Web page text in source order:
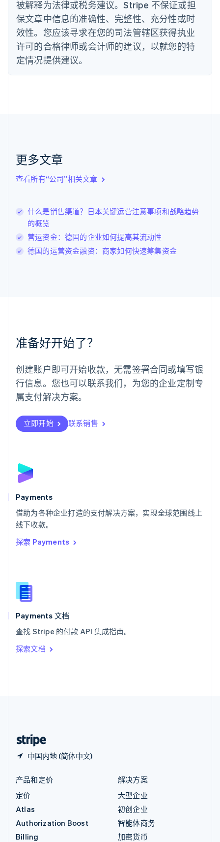
被解释为法律或税务建议。Stripe 不保证或担
保文章中信息的准确性、完整性、充分性或时
效性。您应该寻求在您的司法管辖区获得执业
许可的合格律师或会计师的建议，以就您的特
定情况提供建议。
更多文章
查看所有“公司”相关文章
什么是销售渠道？日本关键运营注意事项和战略趋势
的概览
营运资金：德国的企业如何提高其流动性
德国的运营资金融资：商家如何快速筹集资金
准备好开始了？
创建账户即可开始收款，无需签署合同或填写银
行信息。您也可以联系我们，为您的企业定制专
属支付解决方案。
立即开始 联系销售
Payments
借助为各种企业打造的支付解决方案，实现全球范围线上
线下收款。
探索 Payments
Payments 文档
查找 Stripe 的付款 API 集成指南。
探索文档
中国内地 (简体中文)
English
德国
DeutschEnglish
法国
FrançaisEnglish
芬兰
EnglishSvenska
English Italiano
拉脱维亚
立陶宛
DeutschEnglish
卢森堡
罗马尼亚
English
挪威
葡萄牙
Português English
日本
日本語English
瑞典
瑞士
DeutschFrançais
English
斯洛文尼亚
泰国
ไทยEnglish
希腊
English
西班牙
新西兰
English
匈牙利
English
ItalianoEnglish
印度
English
产品和定价
定价
Atlas
Authorization Boost
Billing
解决方案
大型企业
初创企业
智能体商务
加密货币